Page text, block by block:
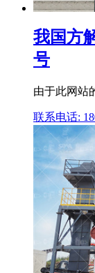
我国方
号
由于此网站
联系电话: